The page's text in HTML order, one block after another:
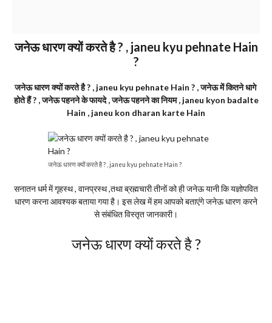
जनेऊ धारण क्यों करते है ? , janeu kyu pehnate Hain
?
जनेऊ धारण क्यों करते है ? , janeu kyu pehnate Hain ? , जनेऊ में कितने धागे
होते हैं ? , जनेऊ पहनने के फायदे , जनेऊ पहनने का नियम , janeu kyon badalte
Hain , janeu kon dharan karte Hain
जनेऊ धारण क्यों करते है ? , janeu kyu pehnate Hain ?
सनातन धर्म में गृहस्थ , वानप्रस्थ ,तथा ब्रह्मचारी तीनों को ही जनेऊ यानी कि यज्ञोपवित
धारण करना आवश्यक बताया गया है। इस लेख में हम आपको बताएंगे जनेऊ धारण करने
से संबंधित विस्तृत जानकारी।
जनेऊ धारण क्यों करते है ?